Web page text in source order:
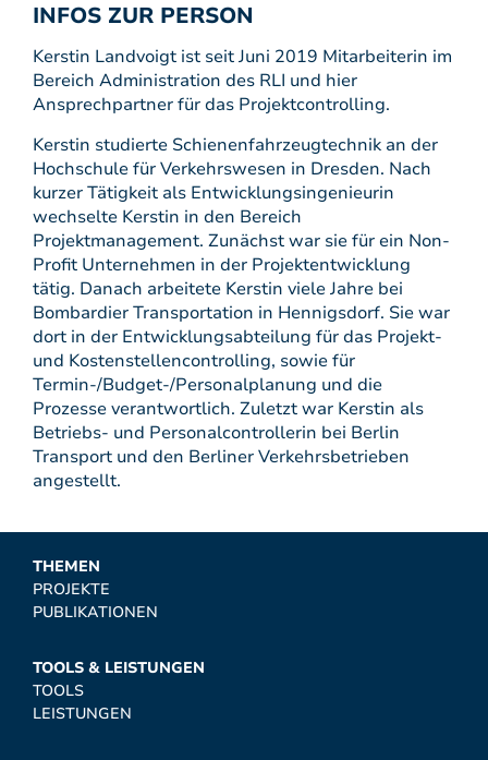
INFOS ZUR PERSON
Kerstin Landvoigt ist seit Juni 2019 Mitarbeiterin im
Bereich Administration des RLI und hier
Ansprechpartner für das Projektcontrolling.
Kerstin studierte Schienenfahrzeugtechnik an der
Hochschule für Verkehrswesen in Dresden. Nach
kurzer Tätigkeit als Entwicklungsingenieurin
wechselte Kerstin in den Bereich
Projektmanagement. Zunächst war sie für ein Non-
Profit Unternehmen in der Projektentwicklung
tätig. Danach arbeitete Kerstin viele Jahre bei
Bombardier Transportation in Hennigsdorf. Sie war
dort in der Entwicklungsabteilung für das Projekt-
und Kostenstellencontrolling, sowie für
Termin-/Budget-/Personalplanung und die
Prozesse verantwortlich. Zuletzt war Kerstin als
Betriebs- und Personalcontrollerin bei Berlin
Transport und den Berliner Verkehrsbetrieben
angestellt.
THEMEN
PROJEKTE
PUBLIKATIONEN
TOOLS & LEISTUNGEN
TOOLS
LEISTUNGEN